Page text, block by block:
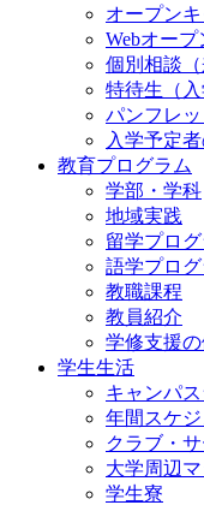
オープン
Webオー
個別相談（
特待生（入
パンフレ
入学予定
教育プログラム
学部・学科
地域実践
留学プロ
語学プログ
教職課程
教員紹介
学修支援の
学生生活
キャンパ
年間スケ
クラブ・
大学周辺
学生寮